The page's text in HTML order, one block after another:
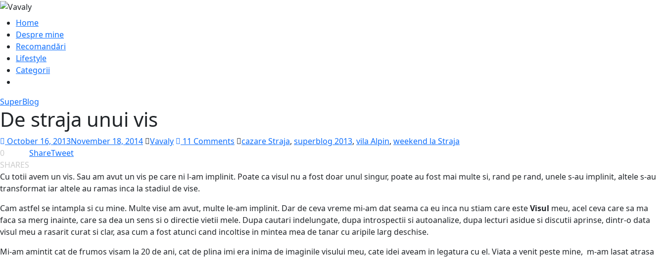
Home
Despre mine
Recomandări
Lifestyle
Categorii
SuperBlog
De straja unui vis
October 16, 2013November 18, 2014 Vavaly 11 Comments cazare Straja, superblog 2013, vila Alpin, weekend la Straja
0
SHARES
ShareTweet
Cu totii avem un vis. Sau am avut un vis pe care ni l-am implinit. Poate ca visul nu a fost doar unul singur, poate au fost mai multe si, rand pe rand, unele s-au implinit, altele s-au
transformat iar altele au ramas inca la stadiul de vise.
Cam astfel se intampla si cu mine. Multe vise am avut, multe le-am implinit. Dar de ceva vreme mi-am dat seama ca eu inca nu stiam care esteVisul meu, acel ceva care sa ma
faca sa merg inainte, care sa dea un sens si o directie vietii mele. Dupa cautari indelungate, dupa introspectii si autoanalize, dupa lecturi asidue si discutii aprinse, dintr-o data
visul meu a rasarit curat si clar, asa cum a fost atunci cand incoltise in mintea mea de tanar cu aripile larg deschise.
Mi-am amintit cat de frumos visam la 20 de ani, cat de plina imi era inima de imaginile visului meu, cate idei aveam in legatura cu el. Viata a venit peste mine, m-am lasat atrasa